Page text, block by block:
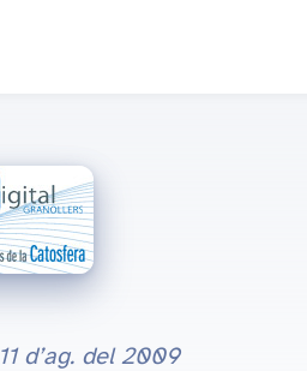
11 d’ag. del 2009